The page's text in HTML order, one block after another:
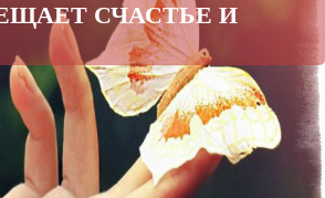
СЧАСТЬЕ И